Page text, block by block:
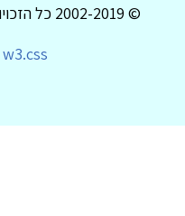
© 2002-2019 כל הזכויות שמורות לפסיכולוגיה עברית
w3.css